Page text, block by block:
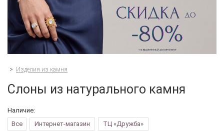
> Изделия из камня
Слоны из натурального камня
Наличие:
Все
Интернет-магазин ТЦ «Дружба»